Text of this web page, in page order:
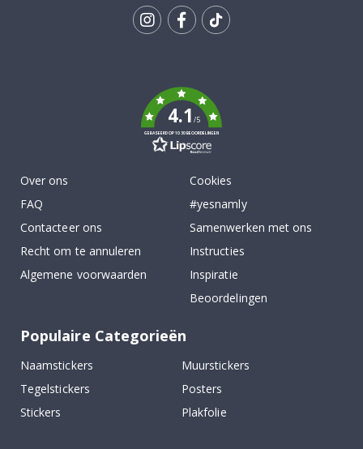
4.1/5
GEBASEERD OP 1030 BEOORDELINGEN
Over ons
FAQ
Contacteer ons
Recht om te annuleren
Algemene voorwaarden
Cookies
#yesnamly
Samenwerken met ons
Instructies
Inspiratie
Beoordelingen
Populaire Categorieën
Naamstickers
Muurstickers
Tegelstickers
Posters
Stickers
Plakfolie